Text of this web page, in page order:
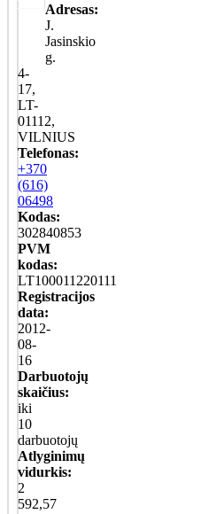
Adresas:
J.
Jasinskio
g.
4-
17,
LT-
01112,
VILNIUS
Telefonas:
+370
(616)
06498
Kodas:
302840853
PVM
kodas:
LT100011220111
Registracijos
data:
2012-
08-
16
Darbuotojų
skaičius:
iki
10
darbuotojų
Atlyginimų
vidurkis:
2
592,57